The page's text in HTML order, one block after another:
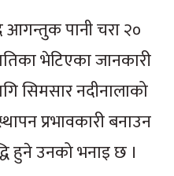
आगन्तुक पानी चरा २०
भेटिएका जानकारी
सिमसार नदीनालाको
प्रभावकारी बनाउन
हुने उनको भनाइ छ ।